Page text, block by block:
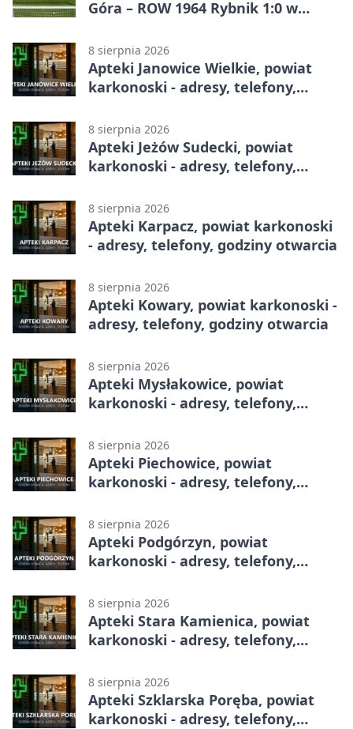
Góra – ROW 1964 Rybnik 1:0 w
8 sierpnia 2026
Apteki Janowice Wielkie, powiat
karkonoski - adresy, telefony,
8 sierpnia 2026
Apteki Jeżów Sudecki, powiat
karkonoski - adresy, telefony,
8 sierpnia 2026
Apteki Karpacz, powiat karkonoski
- adresy, telefony, godziny otwarcia
8 sierpnia 2026
Apteki Kowary, powiat karkonoski -
adresy, telefony, godziny otwarcia
8 sierpnia 2026
Apteki Mysłakowice, powiat
karkonoski - adresy, telefony,
8 sierpnia 2026
Apteki Piechowice, powiat
karkonoski - adresy, telefony,
8 sierpnia 2026
Apteki Podgórzyn, powiat
karkonoski - adresy, telefony,
8 sierpnia 2026
Apteki Stara Kamienica, powiat
karkonoski - adresy, telefony,
8 sierpnia 2026
Apteki Szklarska Poręba, powiat
karkonoski - adresy, telefony,